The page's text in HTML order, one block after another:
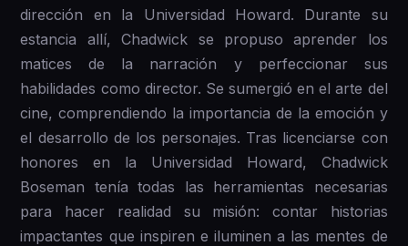
dirección en la Universidad Howard. Durante su
estancia allí, Chadwick se propuso aprender los
matices de la narración y perfeccionar sus
habilidades como director. Se sumergió en el arte del
cine, comprendiendo la importancia de la emoción y
el desarrollo de los personajes. Tras licenciarse con
honores en la Universidad Howard, Chadwick
Boseman tenía todas las herramientas necesarias
para hacer realidad su misión: contar historias
impactantes que inspiren e iluminen a las mentes de